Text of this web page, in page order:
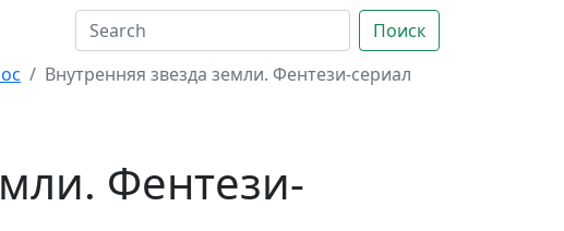
Поиск
Внутренняя звезда земли. Фентези-сериал
Фентези-